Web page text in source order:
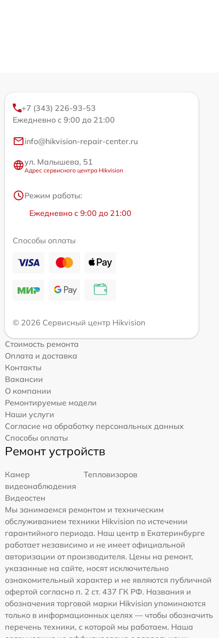
+7 (343) 226-93-53
Ежедневно с 9:00 до 21:00
info@hikvision-repair-center.ru
ул. Малышева, 51
Адрес сервисного центра Hikvision
Режим работы:
Ежедневно с 9:00 до 21:00
Способы оплаты
© 2026 Сервисный центр Hikvision
Стоимость ремонта
Оплата и доставка
Контакты
Вакансии
О компании
Ремонтируемые модели
Наши услуги
Согласие на обработку персональных данных
Способы оплаты
Ремонт устройств
Камер
видеонаблюдения
Тепловизоров
Видеостен
Мы занимаемся ремонтом и техническим
обслуживанием техники Hikvision по истечении
гарантийного периода. Наш центр в Екатеринбурге
работает независимо и не имеет официальной
авторизации от производителя. Цены на ремонт,
указанные на сайте, носят исключительно
ознакомительный характер и не являются публичной
офертой согласно п. 2 ст. 437 ГК РФ. Названия и
обозначения торговой марки Hikvision упоминаются
только в информационных целях — чтобы обозначить
перечень техники, с которой мы работаем. Наша